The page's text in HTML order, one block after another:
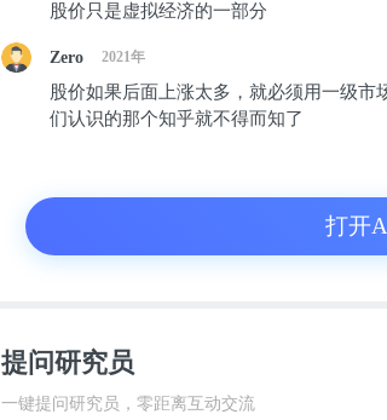
如其所愿，开放注册的一年时
倍。
作为起步，已经杀出一条血路。
2015年，已拥有1700万注册
股价只是虚拟经济的一部分
Zero 2021年
股价如果后面上涨太多，就必须用一级
们认识的那个知乎就不得而知了
打开
提问研究员
一键提问研究员，零距离互动交流